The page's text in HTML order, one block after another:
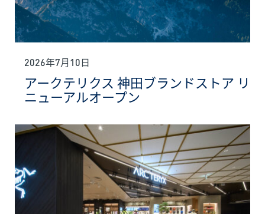
2026年7月10日
アークテリクス 神田ブランドストア リ
ニューアルオープン